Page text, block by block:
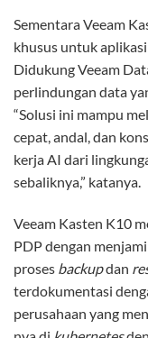
Sementara Veeam
khusus untuk
Didukung Veeam
perlindungan data
“Solusi ini mampu
cepat, andal, dan
kerja AI dari
sebaliknya,” katanya.
Veeam Kasten K10
PDP dengan
proses backupdan
terdokumentasi
perusahaan yang